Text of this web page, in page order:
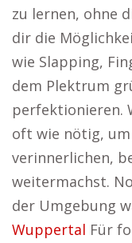
zu lernen, ohne
dir die
wie Slapping,
dem Plektrum
perfektionieren.
oft wie nötig, um
verinnerlichen,
weitermachst.
der Umgebung
Wuppertal Für